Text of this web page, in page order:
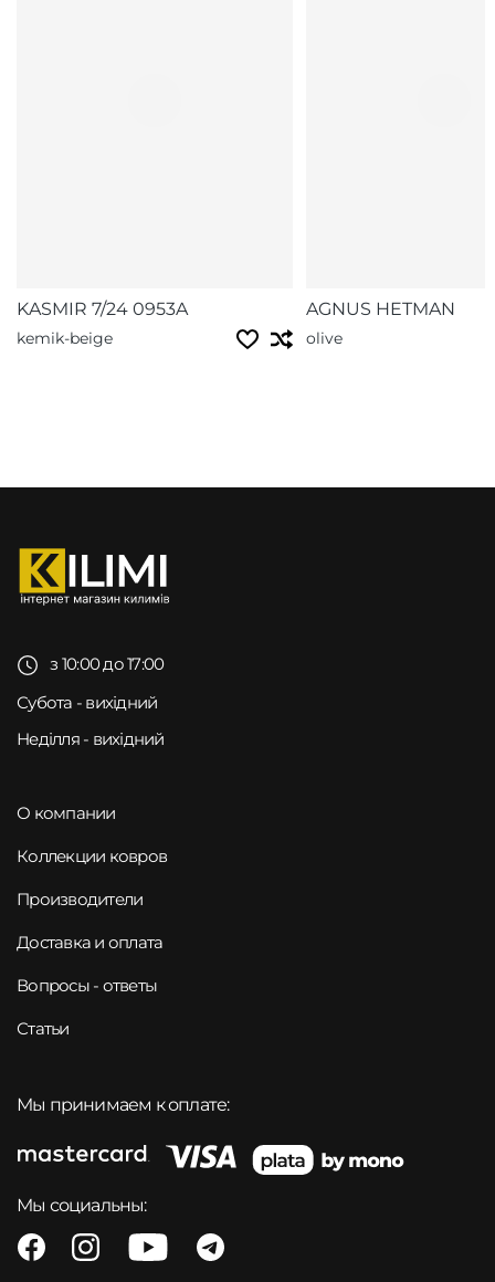
KASMIR 7/24 0953A
kemik-beige
AGNUS HETMAN
olive
з 10:00 до 17:00
Субота - вихідний
Неділля - вихідний
О компании
Коллекции ковров
Производители
Доставка и оплата
Вопросы - ответы
Статьи
Мы принимаем к оплате:
Мы социальны: